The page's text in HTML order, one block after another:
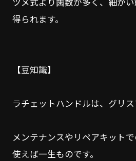
得られます。
【豆知識】
ラチェットハンドルは、グリ
メンテナンスやリペアキット
使えば一生ものです。